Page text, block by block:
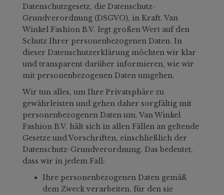
Datenschutzgesetz, die Datenschutz-
Grundverordnung (DSGVO), in Kraft. Van
Winkel Fashion B.V. legt großen Wert auf den
Schutz Ihrer personenbezogenen Daten. In
dieser Datenschutzerklärung möchten wir klar
und transparent darüber informieren, wie wir
mit personenbezogenen Daten umgehen.
Wir tun alles, um Ihre Privatsphäre zu
gewährleisten und gehen daher sorgfältig mit
personenbezogenen Daten um. Van Winkel
Fashion B.V. hält sich in allen Fällen an geltende
Gesetze und Vorschriften, einschließlich der
Datenschutz-Grundverordnung. Das bedeutet,
dass wir in jedem Fall:
Ihre personenbezogenen Daten gemäß
dem Zweck verarbeiten, für den sie